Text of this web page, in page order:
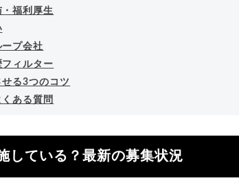
福利厚生
プ会社
ィルター
る3つのコツ
ある質問
している？最新の募集状況